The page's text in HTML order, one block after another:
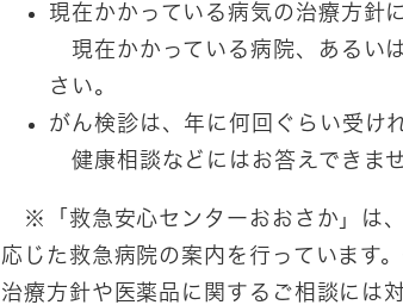
現在かかっている病気の治療方針
現在かかっている病院、あるい
さい。
がん検診は、年に何回ぐらい受け
健康相談などにはお答えできませ
※「救急安心センターおおさか」は
応じた救急病院の案内を行っています
治療方針や医薬品に関するご相談には